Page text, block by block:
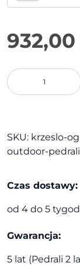
932,00
ilość
Krzesło
ogrodowe
405
wersja
Pedrali
SKU: krzeslo-
outdoor-pedrali
Czas dostawy:
od 4 do 5
Gwarancja:
5 lat (Pedrali 2